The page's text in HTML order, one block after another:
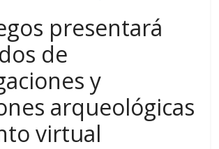
presentará
de
y
arqueológicas
virtual